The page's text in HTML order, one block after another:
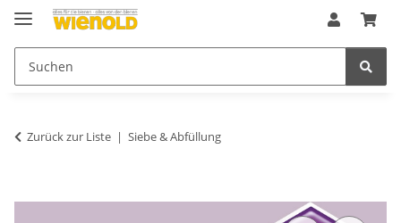
Zurück zur Liste Siebe & Abfüllung